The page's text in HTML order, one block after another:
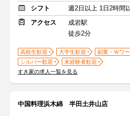
シフト
週2日以上 1日2時間
アクセス
成岩駅
徒歩2分
高校生歓迎 大学生歓迎
副業・Ｗワ
シルバー歓迎
未経験者歓迎
すき家の求人一覧を見る
中国料理浜木綿 半田土井山店